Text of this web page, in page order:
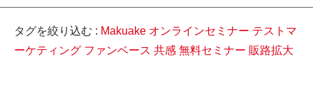
タグを絞り込む : Makuake オンラインセミナー テストマ
ーケティング ファンベース 共感 無料セミナー 販路拡大